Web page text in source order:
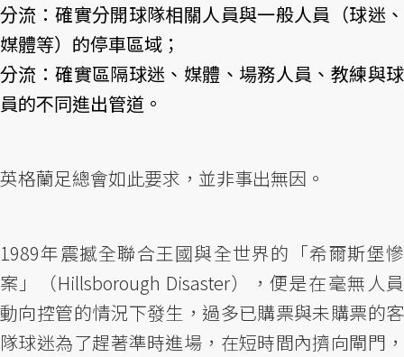
分流：確實分開球隊相關人員與一般人員（球迷、
媒體等）的停車區域；
分流：確實區隔球迷、媒體、場務人員、教練與球
員的不同進出管道。
英格蘭足總會如此要求，並非事出無因。
1989年震撼全聯合王國與全世界的「希爾斯堡慘
案」（Hillsborough Disaster），便是在毫無人員
動向控管的情況下發生，過多已購票與未購票的客
隊球迷為了趕著準時進場，在短時間內擠向閘門，